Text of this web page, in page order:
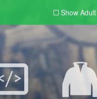
Show Adult